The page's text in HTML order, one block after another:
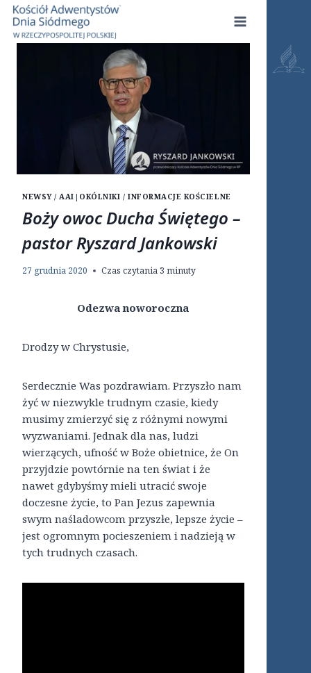
Przejdź
treści
NEWSY / AAI | OKÓLNIKI / INFORMACJE KOŚCIELNE
Boży owoc Ducha Świętego –
pastor Ryszard Jankowski
27 grudnia 2020 Czas czytania 3 minuty
Odezwa noworoczna
Drodzy w Chrystusie,
Serdecznie Was pozdrawiam. Przyszło nam
żyć w niezwykle trudnym czasie, kiedy
musimy zmierzyć się z różnymi nowymi
wyzwaniami. Jednak dla nas, ludzi
wierzących, ufność w Boże obietnice, że On
przyjdzie powtórnie na ten świat i że
nawet gdybyśmy mieli utracić swoje
doczesne życie, to Pan Jezus zapewnia
swym naśladowcom przyszłe, lepsze życie –
jest ogromnym pocieszeniem i nadzieją w
tych trudnych czasach.